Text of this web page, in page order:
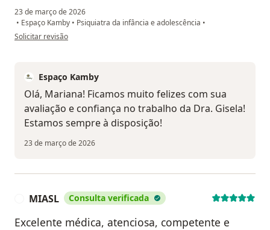
23 de março de 2026
• Espaço Kamby • Psiquiatra da infância e adolescência •
na opinião do utilizador Paciente
Solicitar revisão
Espaço Kamby
Olá, Mariana! Ficamos muito felizes com sua
avaliação e confiança no trabalho da Dra. Gisela!
Estamos sempre à disposição!
23 de março de 2026
MIASL Consulta verificada
Excelente médica, atenciosa, competente e